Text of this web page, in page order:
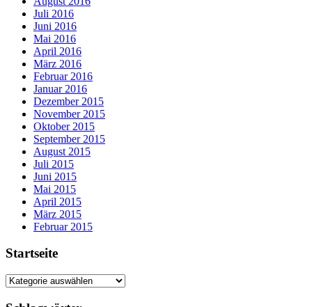
Juli 2016
Juni 2016
Mai 2016
April 2016
März 2016
Februar 2016
Januar 2016
Dezember 2015
November 2015
Oktober 2015
September 2015
August 2015
Juli 2015
Juni 2015
Mai 2015
April 2015
März 2015
Februar 2015
Startseite
Startseite